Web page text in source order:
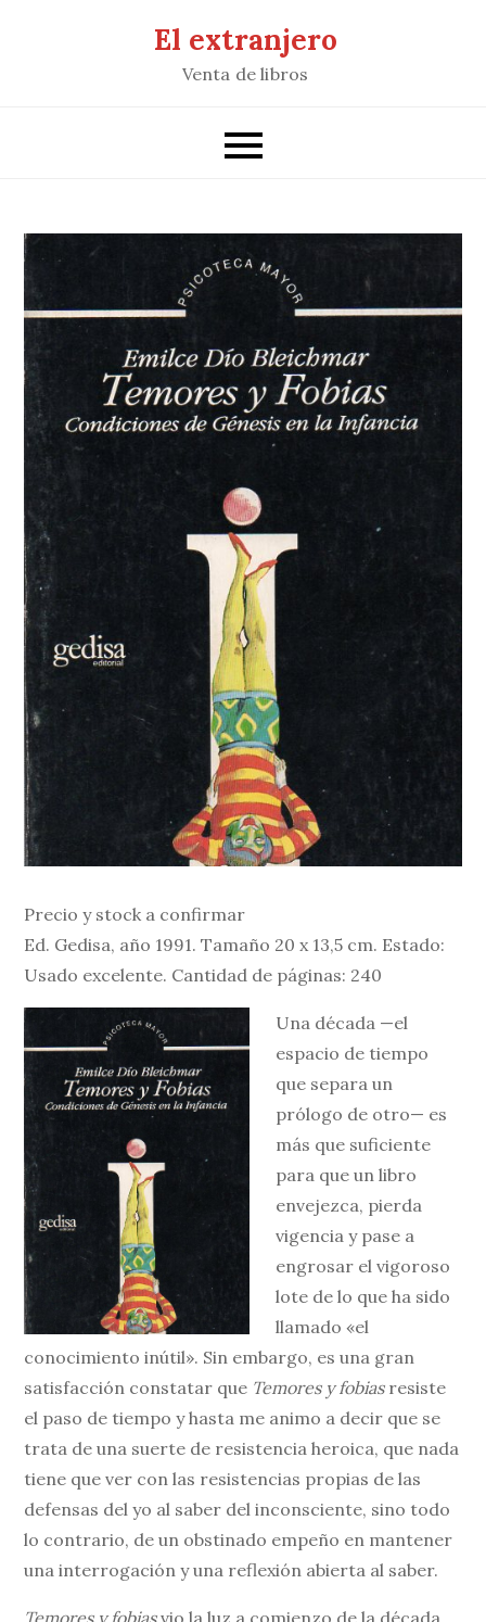
El extranjero
Venta de libros
Precio y stock a confirmar
Ed. Gedisa, año 1991. Tamaño 20 x 13,5 cm. Estado:
Usado excelente. Cantidad de páginas: 240
Una década —el
espacio de tiempo
que separa un
prólogo de otro— es
más que suficiente
para que un libro
envejezca, pierda
vigencia y pase a
engrosar el vigoroso
lote de lo que ha sido
llamado «el
conocimiento inútil». Sin embargo, es una gran
satisfacción constatar que Temores y fobiasresiste
el paso de tiempo y hasta me animo a decir que se
trata de una suerte de resistencia heroica, que nada
tiene que ver con las resistencias propias de las
defensas del yo al saber del inconsciente, sino todo
lo contrario, de un obstinado empeño en mantener
una interrogación y una reflexión abierta al saber.
Temores y fobiasvio la luz a comienzo de la década